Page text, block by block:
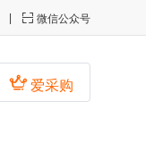
 微信公众号
 爱采购